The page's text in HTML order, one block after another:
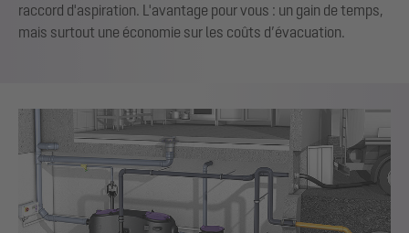
raccord d'aspiration. L'avantage pour vous : un gain de temps,
mais surtout une économie sur les coûts d’évacuation.